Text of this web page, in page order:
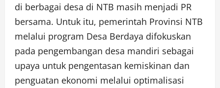
di berbagai desa di NTB masih menjadi PR
bersama. Untuk itu, pemerintah Provinsi NTB
melalui program Desa Berdaya difokuskan
pada pengembangan desa mandiri sebagai
upaya untuk pengentasan kemiskinan dan
penguatan ekonomi melalui optimalisasi